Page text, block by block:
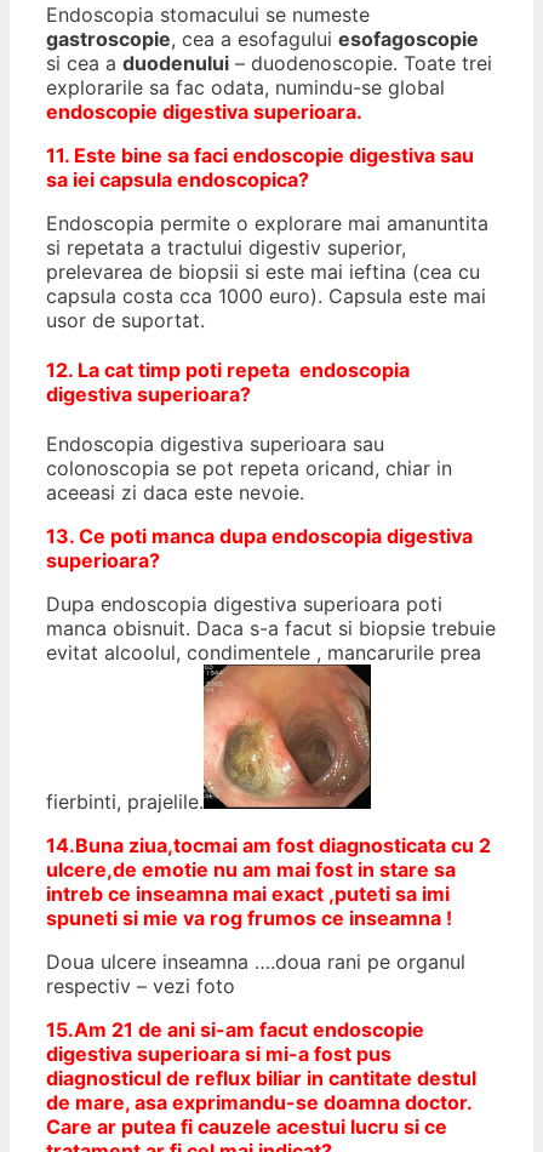
Endoscopia stomacului se numeste
gastroscopie, cea a esofagului esofagoscopie
si cea a duodenului – duodenoscopie. Toate trei
explorarile sa fac odata, numindu-se global
endoscopie digestiva superioara.
11. Este bine sa faci endoscopie digestiva sau
sa iei capsula endoscopica?
Endoscopia permite o explorare mai amanuntita
si repetata a tractului digestiv superior,
prelevarea de biopsii si este mai ieftina (cea cu
capsula costa cca 1000 euro). Capsula este mai
usor de suportat.
12. La cat timp poti repeta endoscopia
digestiva superioara?
Endoscopia digestiva superioara sau
colonoscopia se pot repeta oricand, chiar in
aceeasi zi daca este nevoie.
13. Ce poti manca dupa endoscopia digestiva
superioara?
Dupa endoscopia digestiva superioara poti
manca obisnuit. Daca s-a facut si biopsie trebuie
evitat alcoolul, condimentele , mancarurile prea
fierbinti, prajelile.
14.Buna ziua,tocmai am fost diagnosticata cu 2
ulcere,de emotie nu am mai fost in stare sa
intreb ce inseamna mai exact ,puteti sa imi
spuneti si mie va rog frumos ce inseamna !
Doua ulcere inseamna ….doua rani pe organul
respectiv – vezi foto
15.Am 21 de ani si-am facut endoscopie
digestiva superioara si mi-a fost pus
diagnosticul de reflux biliar in cantitate destul
de mare, asa exprimandu-se doamna doctor.
Care ar putea fi cauzele acestui lucru si ce